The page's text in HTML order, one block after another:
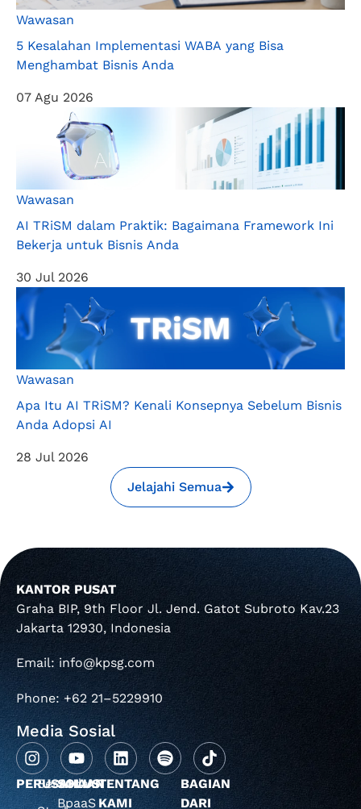
Jelajahi Semua
Wawasan
5 Kesalahan Implementasi WABA yang Bisa
Menghambat Bisnis Anda
07 Agu 2026
Wawasan
AI TRiSM dalam Praktik: Bagaimana Framework Ini
Bekerja untuk Bisnis Anda
30 Jul 2026
Wawasan
Apa Itu AI TRiSM? Kenali Konsepnya Sebelum Bisnis
Anda Adopsi AI
28 Jul 2026
KANTOR PUSAT
Graha BIP, 9th Floor Jl. Jend. Gatot Subroto Kav.23
Jakarta 12930, Indonesia
Email: info@kpsg.com
Phone: +62 21–5229910
Media Sosial
PERUSAHAAN
Beranda
TENTANG
KAMI
SOLUSI
BpaaS
BAGIAN
DARI